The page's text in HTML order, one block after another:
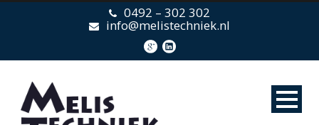
0492 – 302 302
info@melistechniek.nl